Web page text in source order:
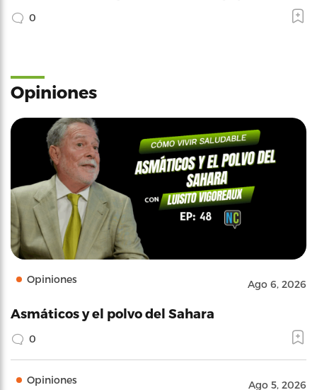
0
Opiniones
Opiniones Ago 6, 2026
Asmáticos y el polvo del Sahara
0
Opiniones Ago 5, 2026